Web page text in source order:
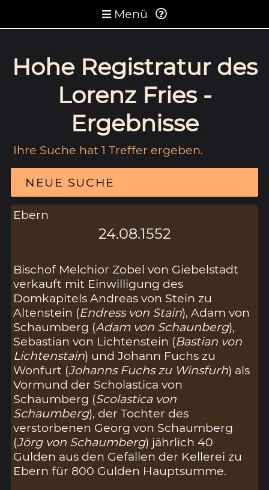
Menü
Hohe Registratur des
Lorenz Fries -
Ergebnisse
Ihre Suche hat 1 Treffer ergeben.
NEUE SUCHE
Ebern
24.08.1552
Bischof Melchior Zobel von Giebelstadt
verkauft mit Einwilligung des
Domkapitels Andreas von Stein zu
Altenstein (Endress von Stain), Adam von
Schaumberg (Adam von Schaunberg),
Sebastian von Lichtenstein (Bastian von
Lichtenstain) und Johann Fuchs zu
Wonfurt (Johanns Fuchs zu Winsfurh) als
Vormund der Scholastica von
Schaumberg (Scolastica von
Schaumberg), der Tochter des
verstorbenen Georg von Schaumberg
(Jörg von Schaumberg) jährlich 40
Gulden aus den Gefällen der Kellerei zu
Ebern für 800 Gulden Hauptsumme.